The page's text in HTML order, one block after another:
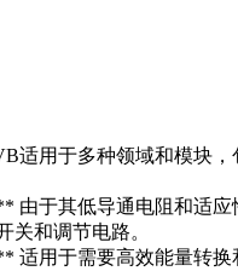
适用于多种领域和模块，
由于其低导通电阻和适应
关和调节电路。
适用于需要高效能量转换